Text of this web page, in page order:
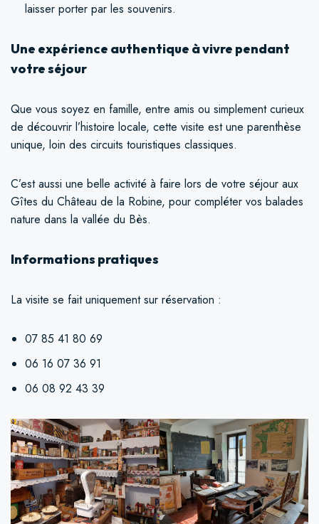
laisser porter par les souvenirs.
Une expérience authentique à vivre pendant
votre séjour
Que vous soyez en famille, entre amis ou simplement curieux
de découvrir l’histoire locale, cette visite est une parenthèse
unique, loin des circuits touristiques classiques.
C’est aussi une belle activité à faire lors de votre séjour aux
Gîtes du Château de la Robine, pour compléter vos balades
nature dans la vallée du Bès.
Informations pratiques
La visite se fait uniquement sur réservation :
07 85 41 80 69
06 16 07 36 91
06 08 92 43 39